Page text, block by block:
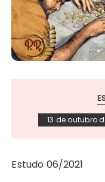
13 de outubro
Estudo 06/2021